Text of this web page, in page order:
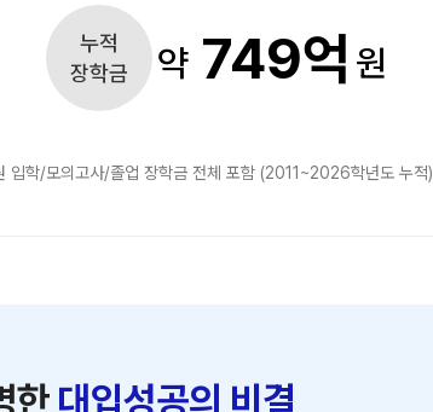
누적
장학금
약 749억 원
입학/모의고사/졸업 장학금 전체 포함 (2011~2026학년도 누적)
한 대입성공의 비결